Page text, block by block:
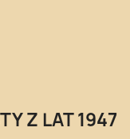
Z LAT 1947